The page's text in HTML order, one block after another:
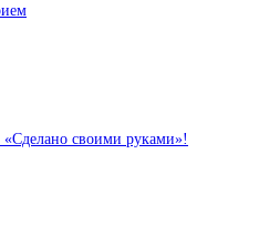
своими руками»!